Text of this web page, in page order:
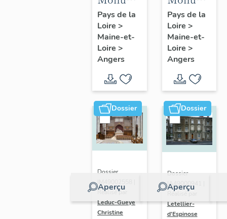
aux
morts,
église
paroissiale
Sainte-
Madeleine
d'Angers
Pays de la
Loire >
Maine-et-
Loire >
Angers
aux
morts,
église
paroissiale
Sainte-
Thérèse
d'Angers
Pays de la
Loire >
Maine-et-
Loire >
Angers
Dossier
Aperçu
Dossier
IM49002558 |
Réalisé par
Leduc-Gueye
Christine
Dossier
Aperçu
Dossier
IA49000941 |
Réalisé par
Letellier-
d'Espinose